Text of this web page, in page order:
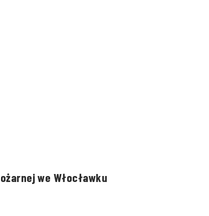
we Włocławku